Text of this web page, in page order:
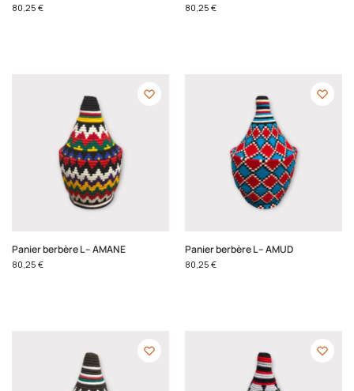
80,25 € 80,25 €
Panier berbère L – AMANE
80,25 €
Panier berbère L – AMUD
80,25 €